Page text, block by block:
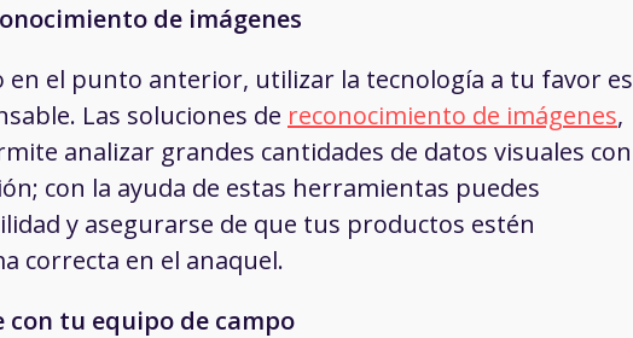
de imágenes
en el punto anterior, utilizar la tecnología a tu favor es
Las soluciones de reconocimiento de imágenes,
analizar grandes cantidades de datos visuales con
con la ayuda de estas herramientas puedes
y asegurarse de que tus productos estén
correcta en el anaquel.
tu equipo de campo